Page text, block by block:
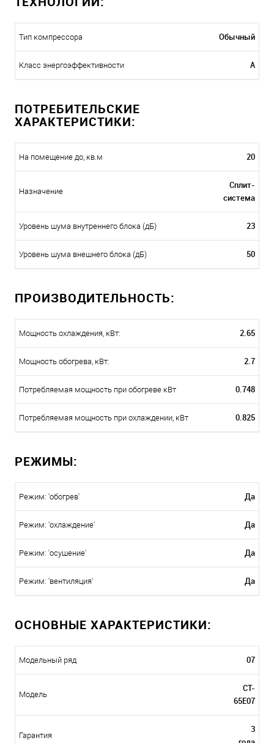
Тип компрессора Обычный
Класс энергоэффективности A
ПОТРЕБИТЕЛЬСКИЕ
ХАРАКТЕРИСТИКИ:
На помещение до, кв.м 20
Назначение
Сплит-
система
Уровень шума внутреннего блока (дБ) 23
Уровень шума внешнего блока (дБ) 50
ПРОИЗВОДИТЕЛЬНОСТЬ:
Мощность охлаждения, кВт: 2.65
Мощность обогрева, кВт: 2.7
Потребляемая мощность при обогреве кВт 0.748
Потребляемая мощность при охлаждении, кВт 0.825
РЕЖИМЫ:
Режим: 'обогрев' Да
Режим: 'охлаждение' Да
Режим: 'осушение' Да
Режим: 'вентиляция' Да
ОСНОВНЫЕ ХАРАКТЕРИСТИКИ:
Модельный ряд 07
Модель
CT-
65E07
Гарантия
3